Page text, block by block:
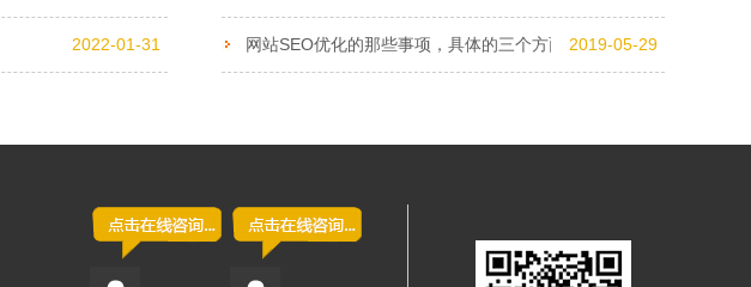
2022-01-31 网站SEO优化的那些事项，具体的三个方面，你了解吗？
2019-05-29